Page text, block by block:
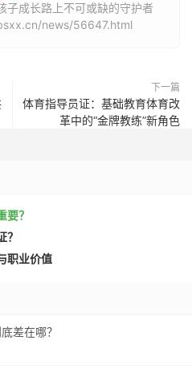
子成长路上不可或缺的守护者
news/56647.html
下一篇
体育指导员证：基础教育体育改
革中的“金牌教练”新角色
要？
职业价值
差在哪？